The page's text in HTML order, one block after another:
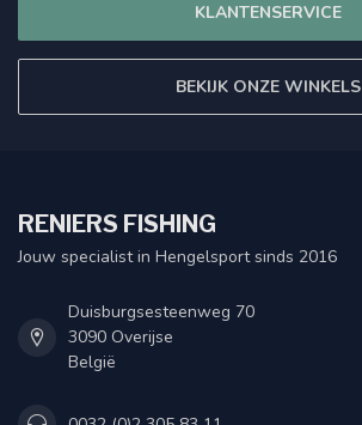
KLANTENSERVICE
BEKIJK ONZE WINKELS
RENIERS FISHING
Jouw specialist in Hengelsport sinds 2016
Duisburgsesteenweg 70
3090 Overijse
België